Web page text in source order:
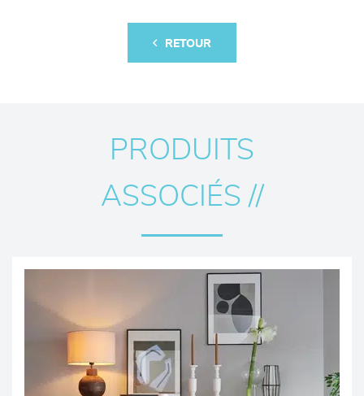
RETOUR
PRODUITS
ASSOCIÉS //